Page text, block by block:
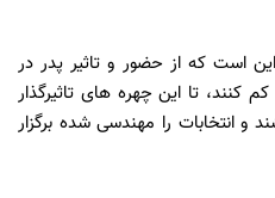
است که از حضور و تاثیر پدر در
تا این چهره های تاثیرگذار
و انتخابات را مهندسی شده برگزار